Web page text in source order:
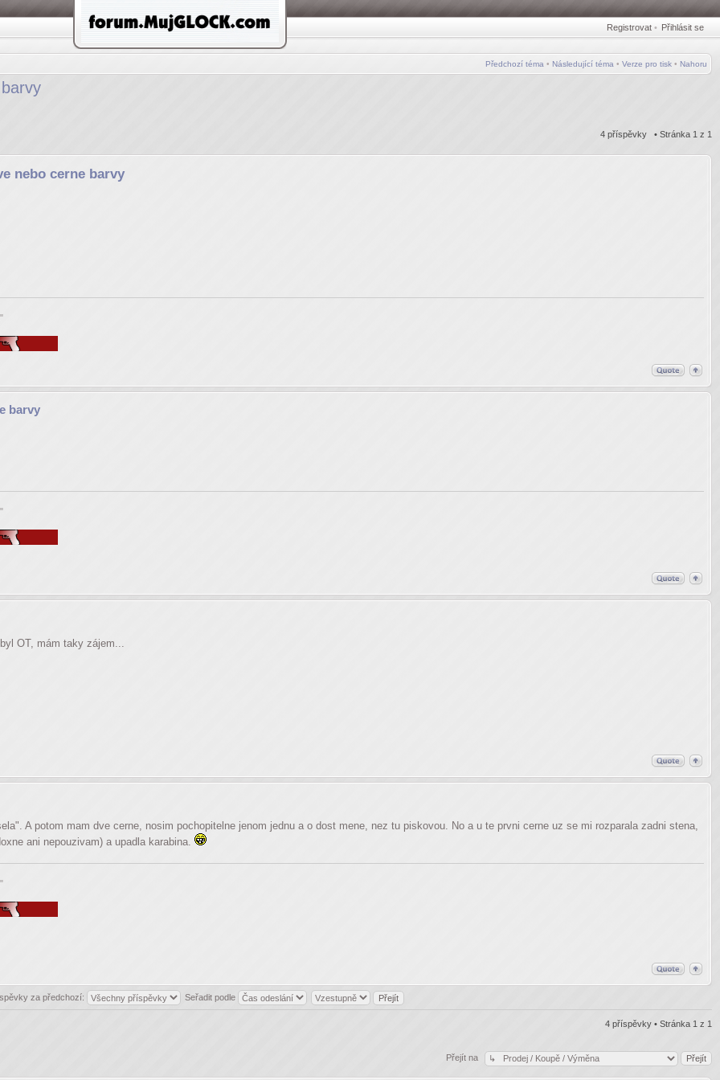
Registrovat • Přihlásit se
Nahoru
Verze pro tisk •
Následující téma •
Předchozí téma •
4 příspěvky • Stránka 1 z 1
nebo cerne barvy
barvy
OT, mám taky zájem...
A potom mam dve cerne, nosim pochopitelne jenom jednu a o dost mene, nez tu piskovou. No a u te prvni cerne uz se mi rozparala zadni stena,
ani nepouzivam) a upadla karabina.
za předchozí: Seřadit podle
4 příspěvky • Stránka 1 z 1
Přejít na